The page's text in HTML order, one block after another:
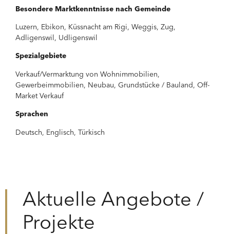
Besondere Marktkenntnisse nach Gemeinde
Luzern, Ebikon, Küssnacht am Rigi, Weggis, Zug,
Adligenswil, Udligenswil
Spezialgebiete
Verkauf/Vermarktung von Wohnimmobilien,
Gewerbeimmobilien, Neubau, Grundstücke / Bauland, Off-
Market Verkauf
Sprachen
Deutsch, Englisch, Türkisch
Aktuelle Angebote /
Projekte